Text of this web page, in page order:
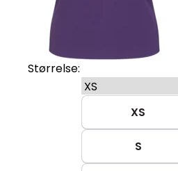
Størrelse:
XS
S